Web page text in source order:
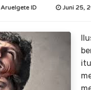
Aruelgete ID Juni 25,